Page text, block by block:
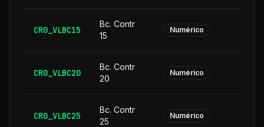
CR0_VLBC15
Bc. Contr
15
Numérico
CR0_VLBC20
Bc. Contr
20
Numérico
CR0_VLBC25
Bc. Contr
25
Numérico